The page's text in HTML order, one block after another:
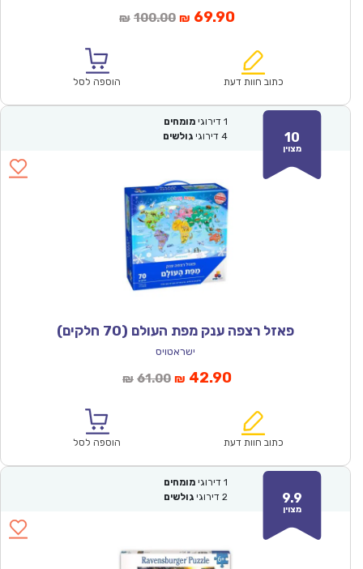
₪ 100.00המחיר
₪100.00.
₪ 69.90המחיר
הוא:
כתוב חוות דעת הוספה לסל
10
מצוין
1 דירוגי מומחים
4 דירוגי גולשים
פאזל רצפה ענק מפת העולם (70 חלקים)
ישראטויס
₪ 61.00המחיר
₪61.00.
₪ 42.90המחיר
הוא:
כתוב חוות דעת הוספה לסל
9.9
מצוין
1 דירוגי מומחים
2 דירוגי גולשים